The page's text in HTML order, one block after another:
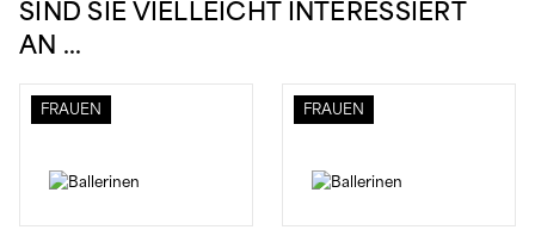
SIND SIE VIELLEICHT INTERESSIERT
AN …
FRAUEN FRAUEN